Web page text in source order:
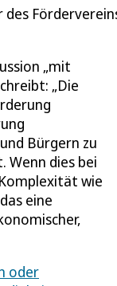
des
„mit
„Die
Bürgern zu
Wenn dies bei
wie
eine
oder